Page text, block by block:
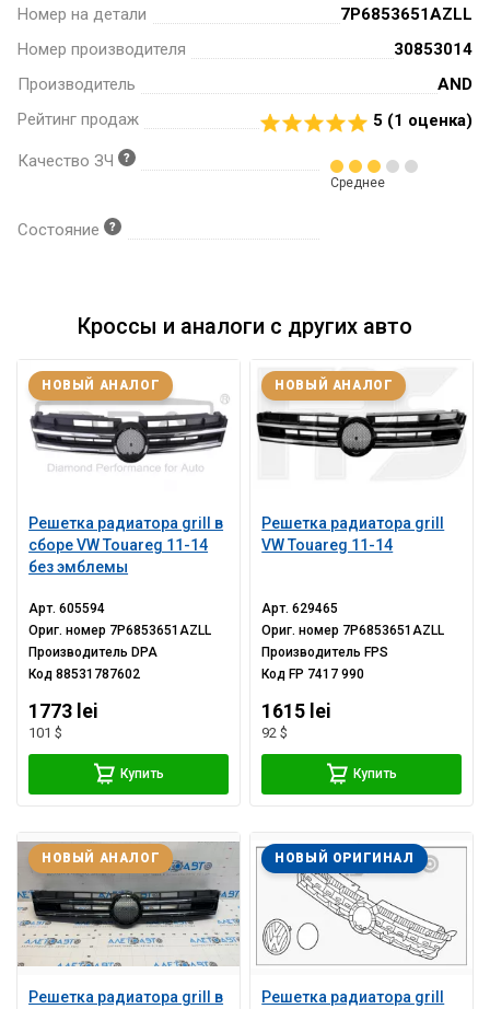
Номер на детали
7P6853651AZLL
Номер производителя
30853014
Производитель
AND
Рейтинг продаж
5 (1 оценка)
Качество ЗЧ
Среднее
Состояние
Кроссы и аналоги с других авто
Решетка радиатора grill в
сборе VW Touareg 11-14
без эмблемы
НОВЫЙ АНАЛОГ
Арт.605594
Ориг. номер 7P6853651AZLL
Производитель DPA
Код88531787602
1773 lei
101 $
Купить
Решетка радиатора grill
VW Touareg 11-14
НОВЫЙ АНАЛОГ
Арт.629465
Ориг. номер 7P6853651AZLL
Производитель FPS
Код FP 7417 990
1615 lei
92 $
Купить
Решетка радиатора grill в
НОВЫЙ АНАЛОГ
Решетка радиатора grill
НОВЫЙ ОРИГИНАЛ